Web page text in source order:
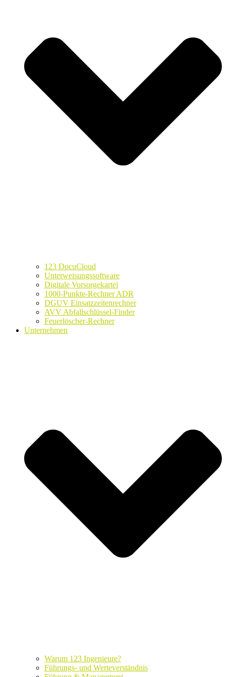
123 DocuCloud
Unterweisungssoftware
Digitale Vorsorgekartei
1000-Punkte-Rechner ADR
DGUV Einsatzzeitenrechner
AVV Abfallschlüssel-Finder
Feuerlöscher-Rechner
Unternehmen
Warum 123 Ingenieure?
Führungs- und Werteverständnis